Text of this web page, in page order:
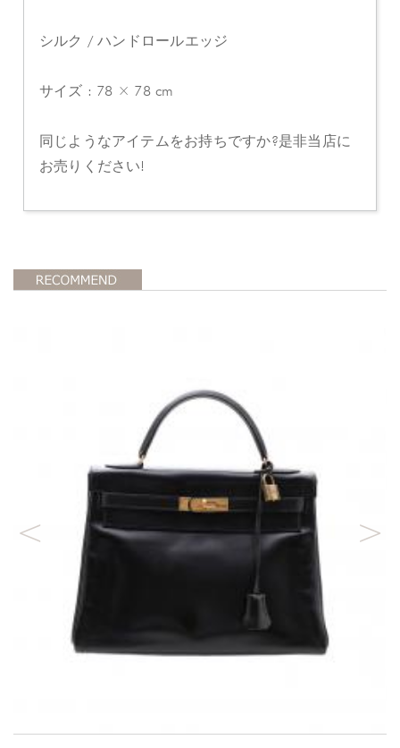
シルク / ハンドロールエッジ
サイズ : 78 × 78 cm
同じようなアイテムをお持ちですか?是非当店に
お売りください!